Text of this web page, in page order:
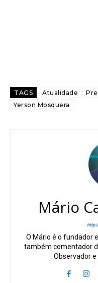
TAGS Atualidade
Yerson Mosquera
Mário
O Mário é o fundador
também comentador
Observador